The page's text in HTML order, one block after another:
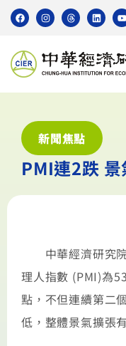
新聞焦點
PMI連2跌
中華經濟研究院
理人指數 (PMI)為
點，不但連續第二
低，整體景氣擴張